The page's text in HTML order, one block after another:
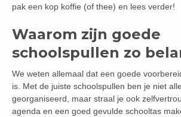
pak een kop koffie (of thee) en lees verder!
Waarom zijn goede
schoolspullen zo
We weten allemaal dat een goede
is. Met de juiste schoolspullen ben je niet
georganiseerd, maar straal je ook
agenda en een goed gevulde schooltas